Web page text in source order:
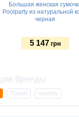
Большая женская
Poolparty из натуральной
черная
5 147 грн
Traum Valenta